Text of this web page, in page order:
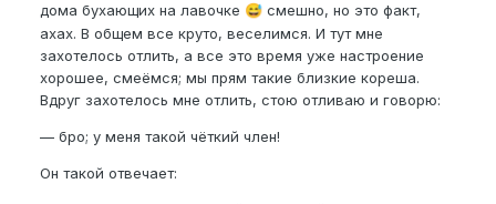
дома бухающих на лавочке 😅 смешно, но это факт,
ахах. В общем все круто, веселимся. И тут мне
захотелось отлить, а все это время уже настроение
хорошее, смеёмся; мы прям такие близкие кореша.
Вдруг захотелось мне отлить, стою отливаю и говорю:
— бро; у меня такой чёткий член!
Он такой отвечает: